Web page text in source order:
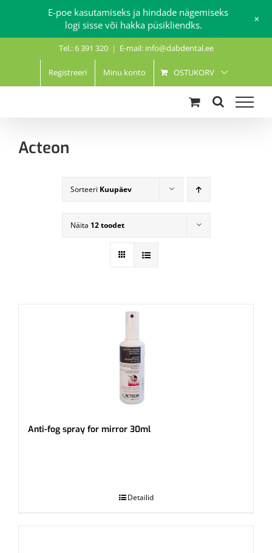
Tel.: 6 391 320 | E-mail: info@dabdental.ee
Registreeri Minu konto OSTUKORV
Acteon
Sorteeri Kuupäev
Näita 12 toodet
Anti-fog spray for mirror 30ml
Detailid
E-poe kasutamiseks ja hindade nägemiseks
logi sisse või hakka püsikliendks.
+